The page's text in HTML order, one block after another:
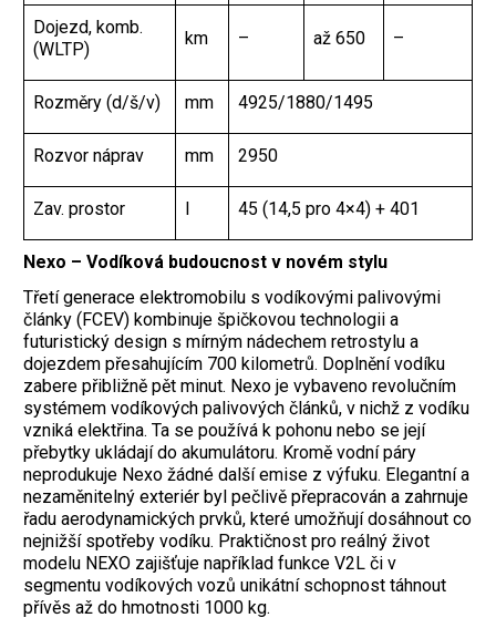
Dojezd, komb.
(WLTP)
km – až 650 –
Rozměry (d/š/v) mm 4925/1880/1495
Rozvor náprav mm 2950
Zav. prostor l 45 (14,5 pro 4×4) + 401
Nexo – Vodíková budoucnost v novém stylu
Třetí generace elektromobilu s vodíkovými palivovými
články (FCEV) kombinuje špičkovou technologii a
futuristický design s mírným nádechem retrostylu a
dojezdem přesahujícím 700 kilometrů. Doplnění vodíku
zabere přibližně pět minut. Nexo je vybaveno revolučním
systémem vodíkových palivových článků, v nichž z vodíku
vzniká elektřina. Ta se používá k pohonu nebo se její
přebytky ukládají do akumulátoru. Kromě vodní páry
neprodukuje Nexo žádné další emise z výfuku. Elegantní a
nezaměnitelný exteriér byl pečlivě přepracován a zahrnuje
řadu aerodynamických prvků, které umožňují dosáhnout co
nejnižší spotřeby vodíku. Praktičnost pro reálný život
modelu NEXO zajišťuje například funkce V2L či v
segmentu vodíkových vozů unikátní schopnost táhnout
přívěs až do hmotnosti 1000 kg.